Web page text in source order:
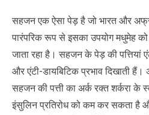
सहजन एक ऐसा पेड़ है जो भारत और
पारंपरिक रूप से इसका उपयोग मधुमेह
जाता रहा है। सहजन के पेड़ की पत्तियां
और एंटी-डायबिटिक प्रभाव दिखाती हैं।
सहजन की पत्ती का अर्क रक्त शर्करा
इंसुलिन प्रतिरोध को कम कर सकता है